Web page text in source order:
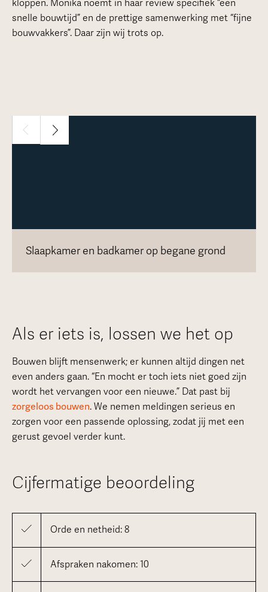
kloppen. Monika noemt in haar review specifiek “een
snelle bouwtijd” en de prettige samenwerking met “fijne
bouwvakkers”. Daar zijn wij trots op.
Slaapkamer en badkamer op begane grond
Als er iets is, lossen we het op
Bouwen blijft mensenwerk; er kunnen altijd dingen net
even anders gaan. “En mocht er toch iets niet goed zijn
wordt het vervangen voor een nieuwe.” Dat past bij
zorgeloos bouwen. We nemen meldingen serieus en
zorgen voor een passende oplossing, zodat jij met een
gerust gevoel verder kunt.
Cijfermatige beoordeling
Orde en netheid: 8
Afspraken nakomen: 10